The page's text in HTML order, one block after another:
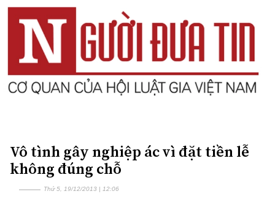
Vô tình gây nghiệp ác vì đặt tiền lễ
không đúng chỗ
Thứ 5, 19/12/2013 | 12:06